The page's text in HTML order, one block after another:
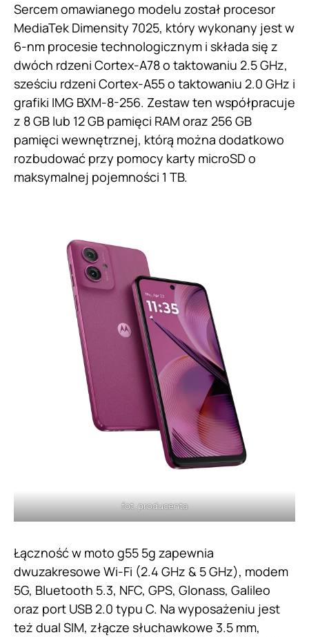
Sercem omawianego modelu został procesor
MediaTek Dimensity 7025, który wykonany jest w
6-nm procesie technologicznym i składa się z
dwóch rdzeni Cortex-A78 o taktowaniu 2.5 GHz,
sześciu rdzeni Cortex-A55 o taktowaniu 2.0 GHz i
grafiki IMG BXM-8-256. Zestaw ten współpracuje
z 8 GB lub 12 GB pamięci RAM oraz 256 GB
pamięci wewnętrznej, którą można dodatkowo
rozbudować przy pomocy karty microSD o
maksymalnej pojemności 1 TB.
fot. producenta
Łączność w moto g55 5g zapewnia
dwuzakresowe Wi-Fi (2.4 GHz & 5 GHz), modem
5G, Bluetooth 5.3, NFC, GPS, Glonass, Galileo
oraz port USB 2.0 typu C. Na wyposażeniu jest
też dual SIM, złącze słuchawkowe 3.5 mm,